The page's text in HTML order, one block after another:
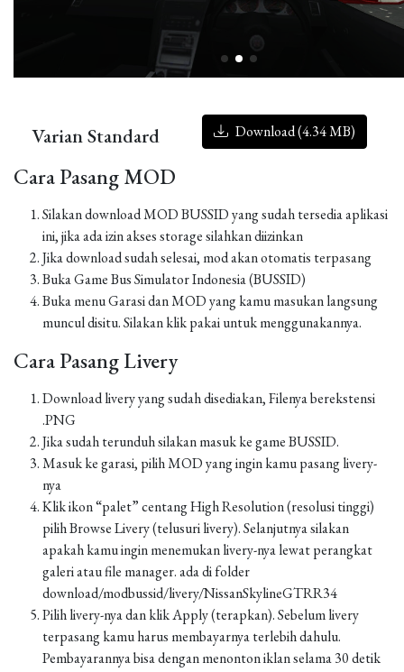
Varian Standard Download (4.34 MB)
Cara Pasang MOD
Silakan download MOD BUSSID yang sudah tersedia aplikasi
ini, jika ada izin akses storage silahkan diizinkan
Jika download sudah selesai, mod akan otomatis terpasang
Buka Game Bus Simulator Indonesia (BUSSID)
Buka menu Garasi dan MOD yang kamu masukan langsung
muncul disitu. Silakan klik pakai untuk menggunakannya.
Cara Pasang Livery
Download livery yang sudah disediakan, Filenya berekstensi
.PNG
Jika sudah terunduh silakan masuk ke game BUSSID.
Masuk ke garasi, pilih MOD yang ingin kamu pasang livery-
nya
Klik ikon “palet” centang High Resolution (resolusi tinggi)
pilih Browse Livery (telusuri livery). Selanjutnya silakan
apakah kamu ingin menemukan livery-nya lewat perangkat
galeri atau file manager. ada di folder
download/modbussid/livery/NissanSkylineGTRR34
Pilih livery-nya dan klik Apply (terapkan). Sebelum livery
terpasang kamu harus membayarnya terlebih dahulu.
Pembayarannya bisa dengan menonton iklan selama 30 detik